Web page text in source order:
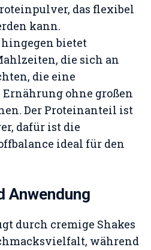
das flexibel
kann.
hingegen bietet
die sich an
die eine
Ernährung ohne großen
Der Proteinanteil ist
dafür ist die
ideal für den
Anwendung
durch cremige Shakes
während